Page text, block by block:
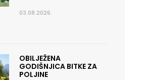
03.08.2026.
OBILJEŽENA
GODIŠNJICA BITKE ZA
POLJINE